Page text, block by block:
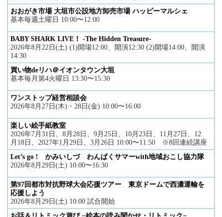
おおがき市場 大垣市公設地方卸売市場 ハッピーマルシェ
基本毎週土曜日 10:00〜12:00
BABY SHARK LIVE！ -The Hidden Treasure-
2026年8月22日(土) (1)開場12:00、開演12:30 (2)開場14:00、開演
14:30
買い物deリハ＠イオンタウン大垣
基本毎月第4火曜日 13:30〜15:30
ワンストップ経営相談会
2026年8月27日(木)・28日(金) 10:00〜16:00
楽しい絵手紙教室
2026年7月31日、8月28日、9月25日、10月23日、11月27日、12
月18日、2027年1月29日、3月26日 10:00〜11:50 ※8回連続講座
Let’s go ! かみいしづ わんぱくサマーwith地域おこし協力隊
2026年8月29日(土) 10:00〜16:30
第97回都市対抗野球大会応援ツアー 東京ドームで西濃運輸を
応援しよう
2026年8月29日(土) 10:00 試合開始